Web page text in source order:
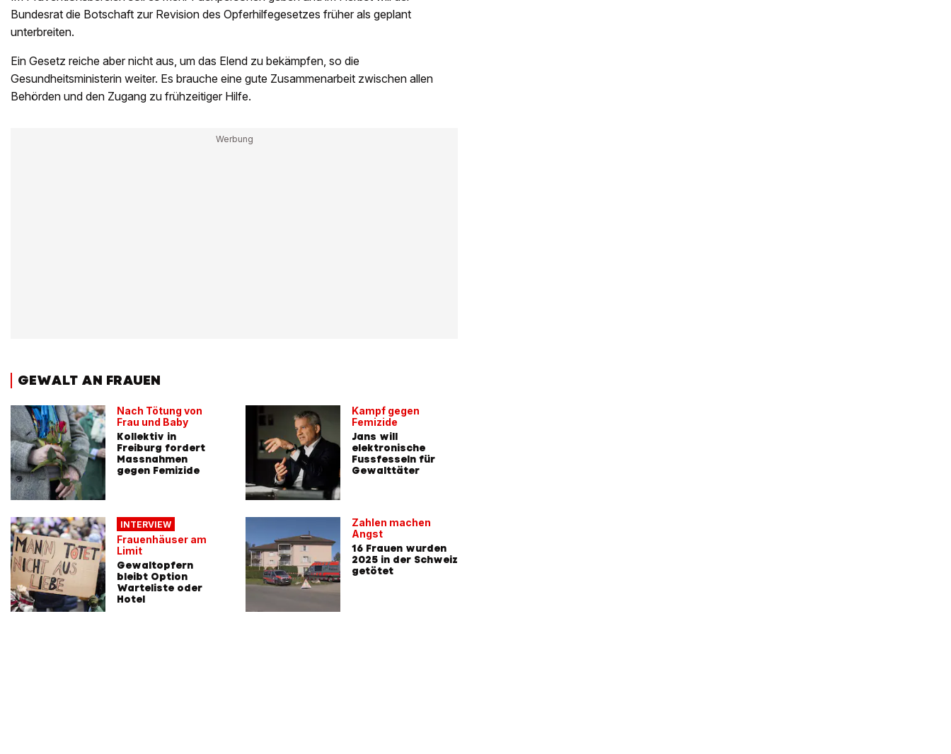
Bundesrat die Botschaft zur Revision des Opferhilfegesetzes früher als geplant
unterbreiten.
Ein Gesetz reiche aber nicht aus, um das Elend zu bekämpfen, so die
Gesundheitsministerin weiter. Es brauche eine gute Zusammenarbeit zwischen allen
Behörden und den Zugang zu frühzeitiger Hilfe.
GEWALT AN FRAUEN
Nach Tötung von
Frau und Baby
Kollektiv in
Freiburg fordert
Massnahmen
gegen Femizide
INTERVIEW
Frauenhäuser am
Limit
Gewaltopfern
bleibt Option
Warteliste oder
Hotel
Kampf gegen
Femizide
Jans will
elektronische
Fussfesseln für
Gewalttäter
Zahlen machen
Angst
16 Frauen wurden
2025 in der Schweiz
getötet